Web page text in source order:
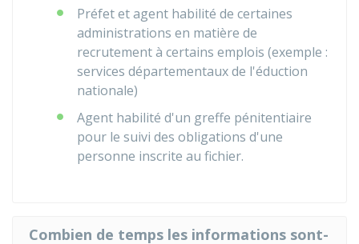
Préfet et agent habilité de certaines
administrations en matière de
recrutement à certains emplois (exemple :
services départementaux de l'éduction
nationale)
Agent habilité d'un greffe pénitentiaire
pour le suivi des obligations d'une
personne inscrite au fichier.
Combien de temps les informations sont-